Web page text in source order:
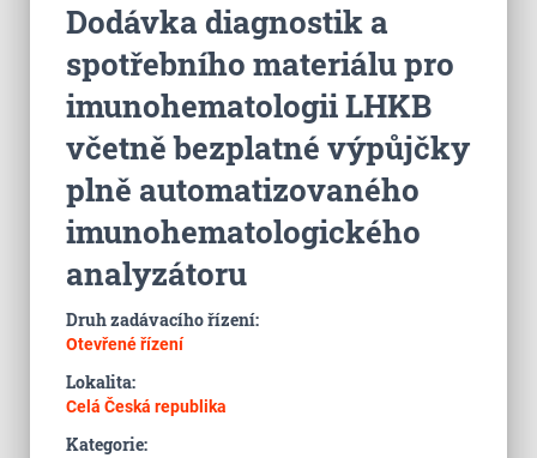
Dodávka diagnostik a
spotřebního materiálu pro
imunohematologii LHKB
včetně bezplatné výpůjčky
plně automatizovaného
imunohematologického
analyzátoru
Druh zadávacího řízení:
Otevřené řízení
Lokalita:
Celá Česká republika
Kategorie: